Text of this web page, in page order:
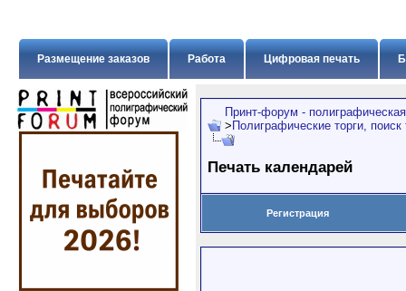
Цифровая печать
Работа
Размещение заказов
Принт-форум -
> Полиграфические торги,
Печать календарей
Регистрация